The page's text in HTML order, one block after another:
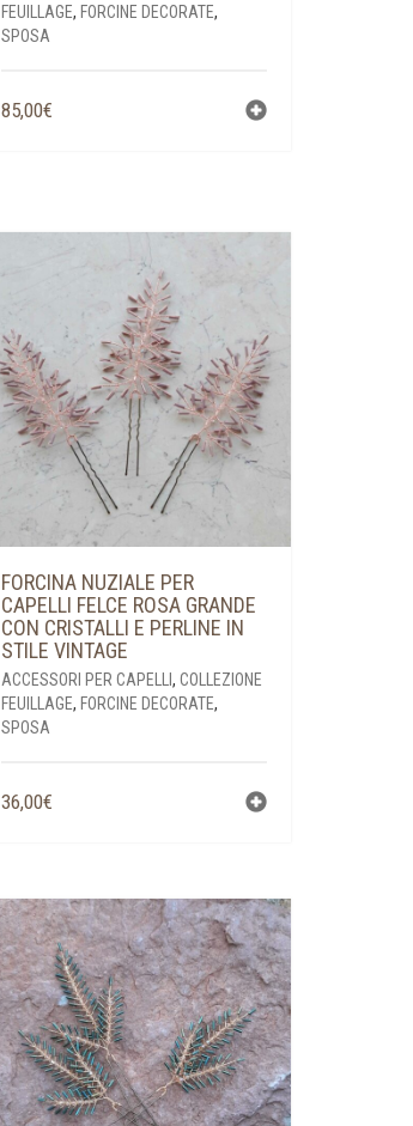
FEUILLAGE, FORCINE DECORATE,
SPOSA
85,00€
FORCINA NUZIALE PER
CAPELLI FELCE ROSA GRANDE
CON CRISTALLI E PERLINE IN
STILE VINTAGE
ACCESSORI PER CAPELLI, COLLEZIONE
FEUILLAGE, FORCINE DECORATE,
SPOSA
36,00€